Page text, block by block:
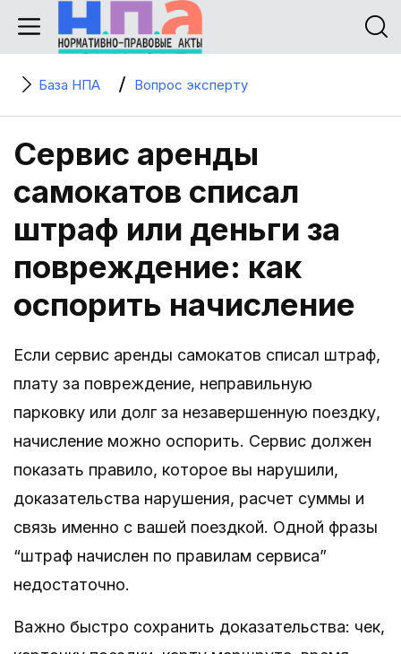
База НПА Вопрос эксперту
Сервис аренды
самокатов списал
штраф или деньги за
повреждение: как
оспорить начисление
Если сервис аренды самокатов списал штраф,
плату за повреждение, неправильную
парковку или долг за незавершенную поездку,
начисление можно оспорить. Сервис должен
показать правило, которое вы нарушили,
доказательства нарушения, расчет суммы и
связь именно с вашей поездкой. Одной фразы
“штраф начислен по правилам сервиса”
недостаточно.
Важно быстро сохранить доказательства: чек,